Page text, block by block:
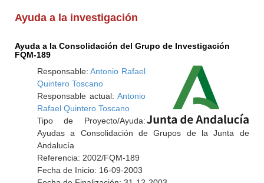
Ayuda a la investigación
Ayuda a la Consolidación del Grupo de Investigación
FQM-189
Responsable:Antonio Rafael
Quintero Toscano
Responsable actual: Antonio
Rafael Quintero Toscano
Tipo de Proyecto/Ayuda:
Ayudas a Consolidación de Grupos de la Junta de
Andalucía
Referencia: 2002/FQM-189
Fecha de Inicio: 16-09-2003